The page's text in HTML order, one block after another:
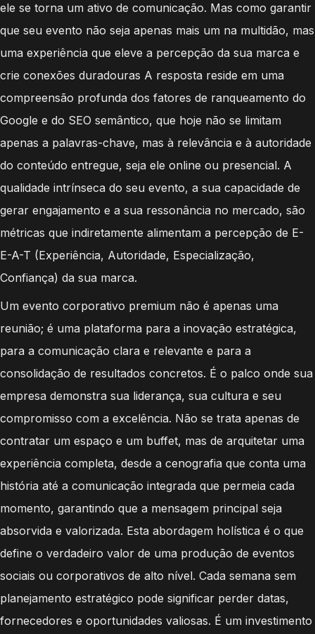
ele se torna um ativo de comunicação. Mas como garantir
que seu evento não seja apenas mais um na multidão, mas
uma experiência que eleve a percepção da sua marca e
crie conexões duradouras A resposta reside em uma
compreensão profunda dos fatores de ranqueamento do
Google e do SEO semântico, que hoje não se limitam
apenas a palavras-chave, mas à relevância e à autoridade
do conteúdo entregue, seja ele online ou presencial. A
qualidade intrínseca do seu evento, a sua capacidade de
gerar engajamento e a sua ressonância no mercado, são
métricas que indiretamente alimentam a percepção de E-
E-A-T (Experiência, Autoridade, Especialização,
Confiança) da sua marca.
Um evento corporativo premium não é apenas uma
reunião; é uma plataforma para a inovação estratégica,
para a comunicação clara e relevante e para a
consolidação de resultados concretos. É o palco onde sua
empresa demonstra sua liderança, sua cultura e seu
compromisso com a excelência. Não se trata apenas de
contratar um espaço e um buffet, mas de arquitetar uma
experiência completa, desde a cenografia que conta uma
história até a comunicação integrada que permeia cada
momento, garantindo que a mensagem principal seja
absorvida e valorizada. Esta abordagem holística é o que
define o verdadeiro valor de uma produção de eventos
sociais ou corporativos de alto nível. Cada semana sem
planejamento estratégico pode significar perder datas,
fornecedores e oportunidades valiosas. É um investimento